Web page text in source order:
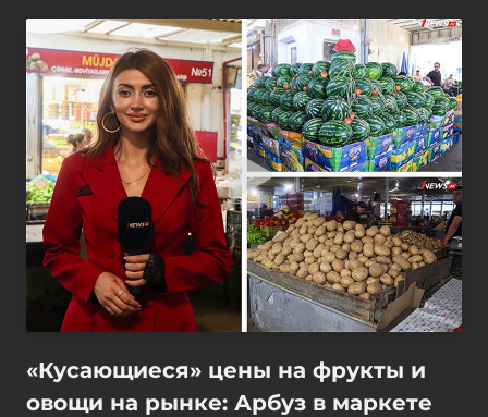
«Кусающиеся» цены на фрукты и
овощи на рынке: Арбуз в маркете